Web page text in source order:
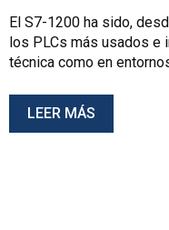
El S7-1200 ha sido,
los PLCs más usados e
técnica como en
LEER MÁS